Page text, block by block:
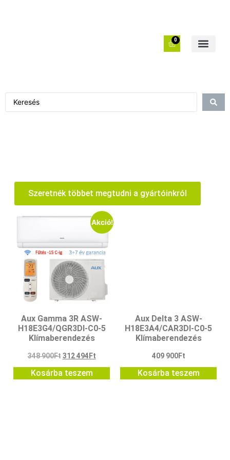
0
Szeretnék többet megtudni a gyártóinkról
Akció!
Aux Gamma 3R ASW-
H18E3G4/QGR3DI-C0-5
Klímaberendezés
348 900Ft 312 494 Ft
Kosárba teszem
Aux Delta 3 ASW-
H18E3A4/CAR3DI-C0-5
Klímaberendezés
409 900Ft
Kosárba teszem